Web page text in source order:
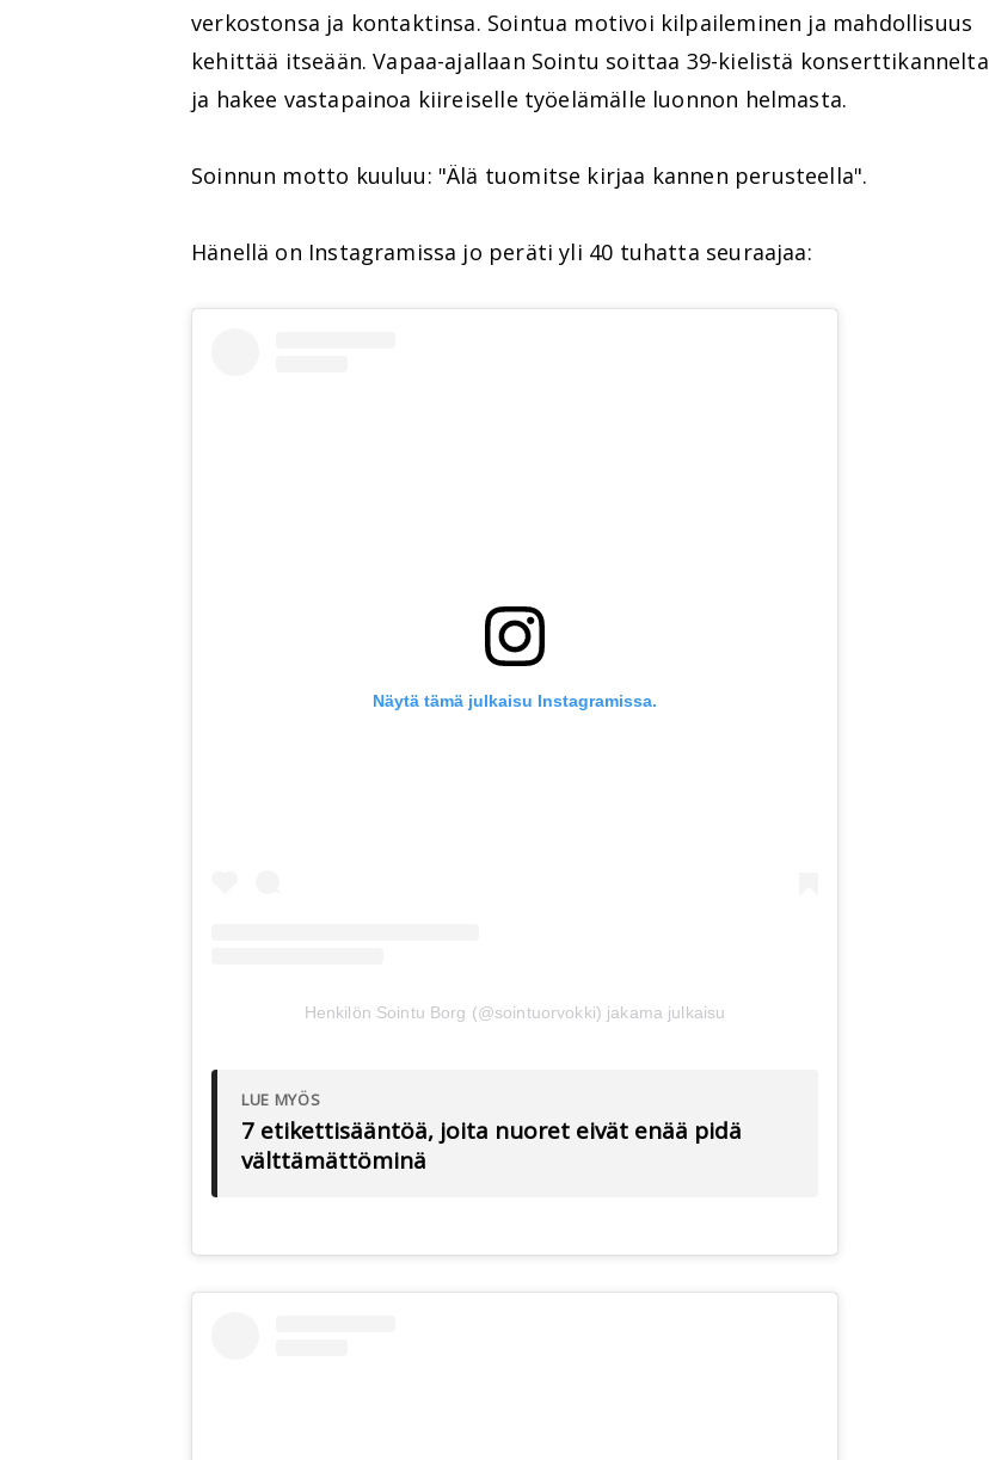
verkostonsa ja kontaktinsa. Sointua motivoi kilpaileminen ja mahdollisuus
kehittää itseään. Vapaa-ajallaan Sointu soittaa 39-kielistä konserttikannelta
ja hakee vastapainoa kiireiselle työelämälle luonnon helmasta.
Soinnun motto kuuluu: "Älä tuomitse kirjaa kannen perusteella".
Hänellä on Instagramissa jo peräti yli 40 tuhatta seuraajaa:
Näytä tämä julkaisu Instagramissa.
Henkilön Sointu Borg (@sointuorvokki) jakama julkaisu
LUE MYÖS
7 etikettisääntöä, joita nuoret eivät enää pidä
välttämättöminä